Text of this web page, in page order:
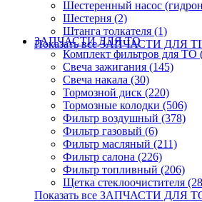
Шестеренный насос
Шестерня (2)
Штанга толкателя (1)
Показать все ЗАПЧАСТИ ДЛЯ
ЗАПЧАСТИ ДЛЯ ТО
Комплект фильтров для ТО
Свеча зажигания (145)
Свеча накала (30)
Тормозной диск (220)
Тормозные колодки (506)
Фильтр воздушный (378)
Фильтр газовый (6)
Фильтр масляный (211)
Фильтр салона (226)
Фильтр топливный (206)
Щетка стеклоочистителя
Показать все ЗАПЧАСТИ ДЛЯ